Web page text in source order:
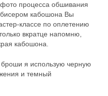
процесса обшивания
бисером кабошона Вы
классе по оплетению
вкратце напомню,
кабошона.
я использую черную
и темный